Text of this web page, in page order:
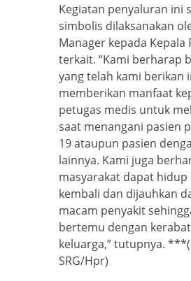
Kegiatan penyaluran ini
simbolis dilaksanakan
Manager kepada Kepala
terkait. “Kami berharap
yang telah kami berikan
memberikan manfaat
petugas medis untuk
saat menangani pasien
19 ataupun pasien
lainnya. Kami juga
masyarakat dapat
kembali dan dijauhkan
macam penyakit
bertemu dengan
keluarga,” tutupnya.
SRG/Hpr)